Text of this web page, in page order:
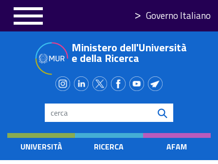
principale
Governo Italiano
Ministero dell'Università
e della Ricerca
Search
UNIVERSITÀ RICERCA AFAM